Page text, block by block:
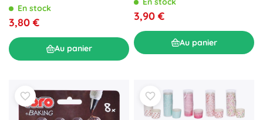
En stock
3,80 €
Au panier
3,90 €
Au panier